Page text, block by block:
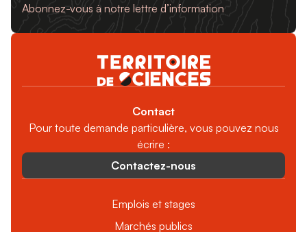
Abonnez-vous à notre lettre d’information
Contact
Pour toute demande particulière, vous pouvez nous
écrire :
Contactez-nous
Emplois et stages
Marchés publics